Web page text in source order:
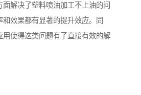
解决了塑料喷油加工不上油的问
效果都有显著的提升效应。同
用使得这类问题有了直接有效的解